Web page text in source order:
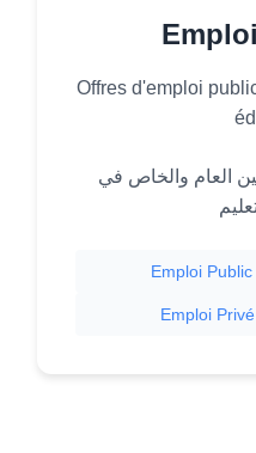
Offres d'emploi
العام والخاص في